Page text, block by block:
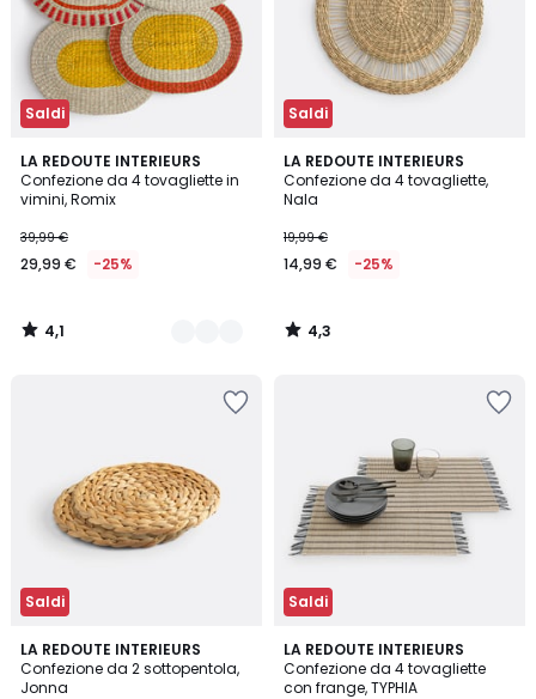
Saldi
LA REDOUTE INTERIEURS
Confezione da 4 tovagliette in
vimini, Romix
39,99 €
29,99 € -25%
4,1
/ 5
2
Colori
4,1
/
Saldi
LA REDOUTE INTERIEURS
Confezione da 4 tovagliette,
Nala
19,99 €
14,99 € -25%
4,3
/ 5
4,3
/
Saldi
LA REDOUTE INTERIEURS
Confezione da 2 sottopentola,
Jonna
4,8
/ 5
Saldi
LA REDOUTE INTERIEURS
Confezione da 4 tovagliette
con frange, TYPHIA
4,6
/ 5